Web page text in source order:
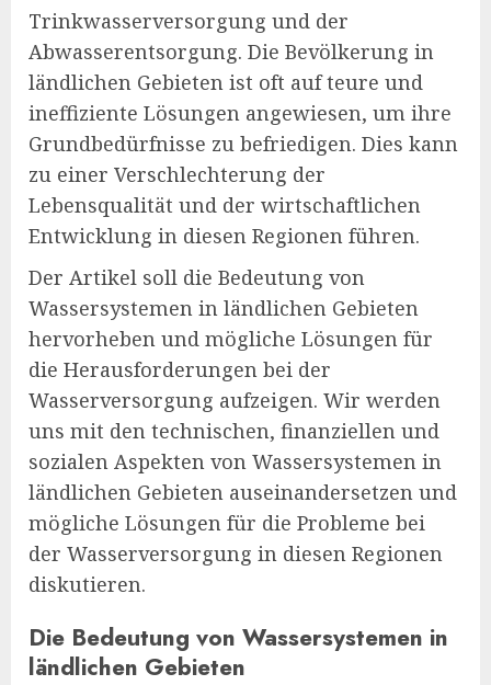
Trinkwasserversorgung und der
Abwasserentsorgung. Die Bevölkerung in
ländlichen Gebieten ist oft auf teure und
ineffiziente Lösungen angewiesen, um ihre
Grundbedürfnisse zu befriedigen. Dies kann
zu einer Verschlechterung der
Lebensqualität und der wirtschaftlichen
Entwicklung in diesen Regionen führen.
Der Artikel soll die Bedeutung von
Wassersystemen in ländlichen Gebieten
hervorheben und mögliche Lösungen für
die Herausforderungen bei der
Wasserversorgung aufzeigen. Wir werden
uns mit den technischen, finanziellen und
sozialen Aspekten von Wassersystemen in
ländlichen Gebieten auseinandersetzen und
mögliche Lösungen für die Probleme bei
der Wasserversorgung in diesen Regionen
diskutieren.
Die Bedeutung von Wassersystemen in
ländlichen Gebieten